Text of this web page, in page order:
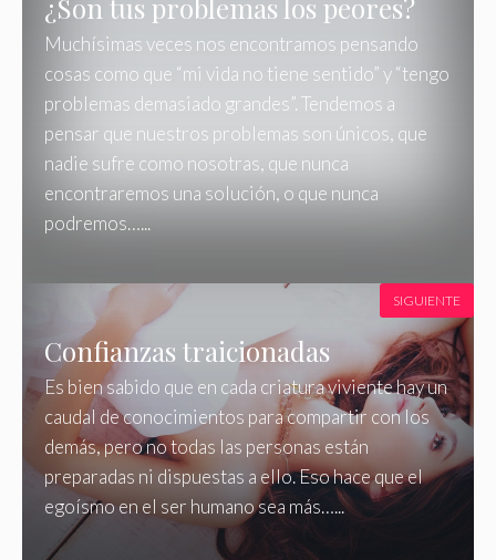
¿Son tus problemas los peores?
Muchísimas veces nos encontramos pensando
cosas como que “mi vida no tiene sentido” y “tengo
problemas demasiado grandes”. Tendemos a
pensar que nuestros problemas son únicos, que
nadie sufre como nosotras, que nunca
encontraremos una solución, o que nunca
podremos…...
Confianzas traicionadas
Es bien sabido que en cada criatura viviente hay un
caudal de conocimientos para compartir con los
demás, pero no todas las personas están
preparadas ni dispuestas a ello. Eso hace que el
egoísmo en el ser humano sea más…...
SIGUIENTE